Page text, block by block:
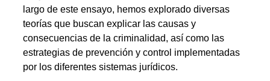
largo de este ensayo, hemos explorado diversas
teorías que buscan explicar las causas y
consecuencias de la criminalidad, así como las
estrategias de prevención y control implementadas
por los diferentes sistemas jurídicos.